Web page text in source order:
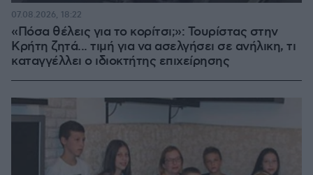
«Πόσα θέλεις για το κορίτσι;»: Τουρίστας στην
Κρήτη ζητά... τιμή για να ασελγήσει σε ανήλικη, τι
καταγγέλλει ο ιδιοκτήτης επιχείρησης
07.08.2026, 18:22